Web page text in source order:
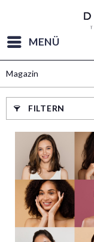
MENÜ
Magazin
FILTERN